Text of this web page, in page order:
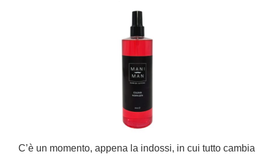
C’è un momento, appena la indossi, in cui tutto cambia